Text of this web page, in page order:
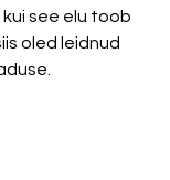
kui see elu toob
oled leidnud